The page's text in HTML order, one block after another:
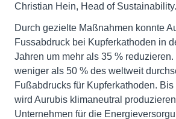
Christian Hein, Head of Sustainability.
Durch gezielte Maßnahmen konnte
Fussabdruck bei Kupferkathoden in
Jahren um mehr als 35 %
weniger als 50 % des weltweit
Fußabdrucks für Kupferkathoden.
wird Aurubis klimaneutral
Unternehmen für die